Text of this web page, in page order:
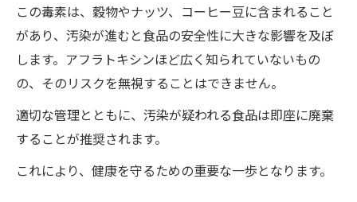
この毒素は、穀物やナッツ、コーヒー豆に含まれること
があり、汚染が進むと食品の安全性に大きな影響を及ぼ
します。アフラトキシンほど広く知られていないもの
の、そのリスクを無視することはできません。
適切な管理とともに、汚染が疑われる食品は即座に廃棄
することが推奨されます。
これにより、健康を守るための重要な一歩となります。